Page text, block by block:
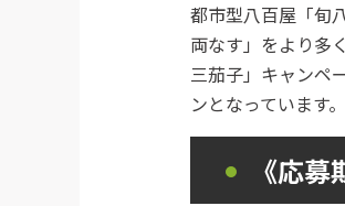
都市型八百屋「旬
両なす」をより多
三茄子」キャンペ
ンとなっています
《応募